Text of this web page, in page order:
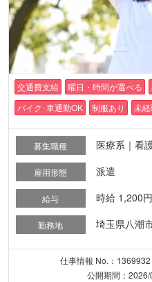
交通費支給 曜日・時間が選べる
バイク･車通勤OK
制服あり 未
募集職種 医療系｜看
雇用形態 派遣
給与 時給 1,200
勤務地 埼玉県八潮
仕事情報 No.：1369932
公開期間：